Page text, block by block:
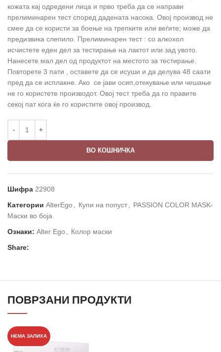
кожата кај одредени лица и прво треба да се направи
прелиминарен тест според дадената насока. Овој производ не
смее да се користи за боење на трепките или веѓите; може да
предизвика слепило. Прелиминарен тест : со алкохол
исчистете еден дел за тестирање на лактот или зад увото.
Нанесете мал дел од продуктот на местото за тестирање.
Повторете 3 пати , оставете да се исуши и да делува 48 саати
пред да се исплакне. Ако се јави осип,отекување или чешање
не го користете производот. Овој тест треба да го правите
секој пат кога ќе го користите овој производ.
ВО КОШНИЧКА
Шифра 22908
Категории AlterEgo Купи на попуст
PASSION COLOR MASK-
Маски во боја
Ознаки: Alter Ego
Колор маски
Share:
ПОВРЗАНИ ПРОДУКТИ
НЕМА ЗАЛИХА